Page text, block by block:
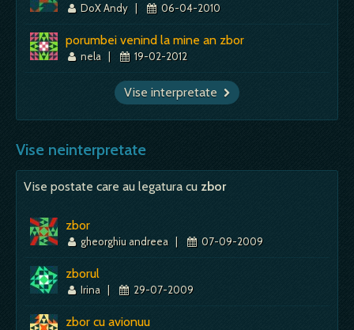
DoX Andy | 06-04-2010
porumbei venind la mine an zbor
nela | 19-02-2012
Vise interpretate
Vise neinterpretate
Vise postate care au legatura cu zbor
zbor
gheorghiu andreea | 07-09-2009
zborul
Irina | 29-07-2009
zbor cu avionuu